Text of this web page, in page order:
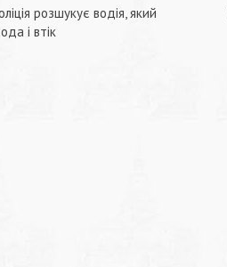
розшукує водія, який
і втік